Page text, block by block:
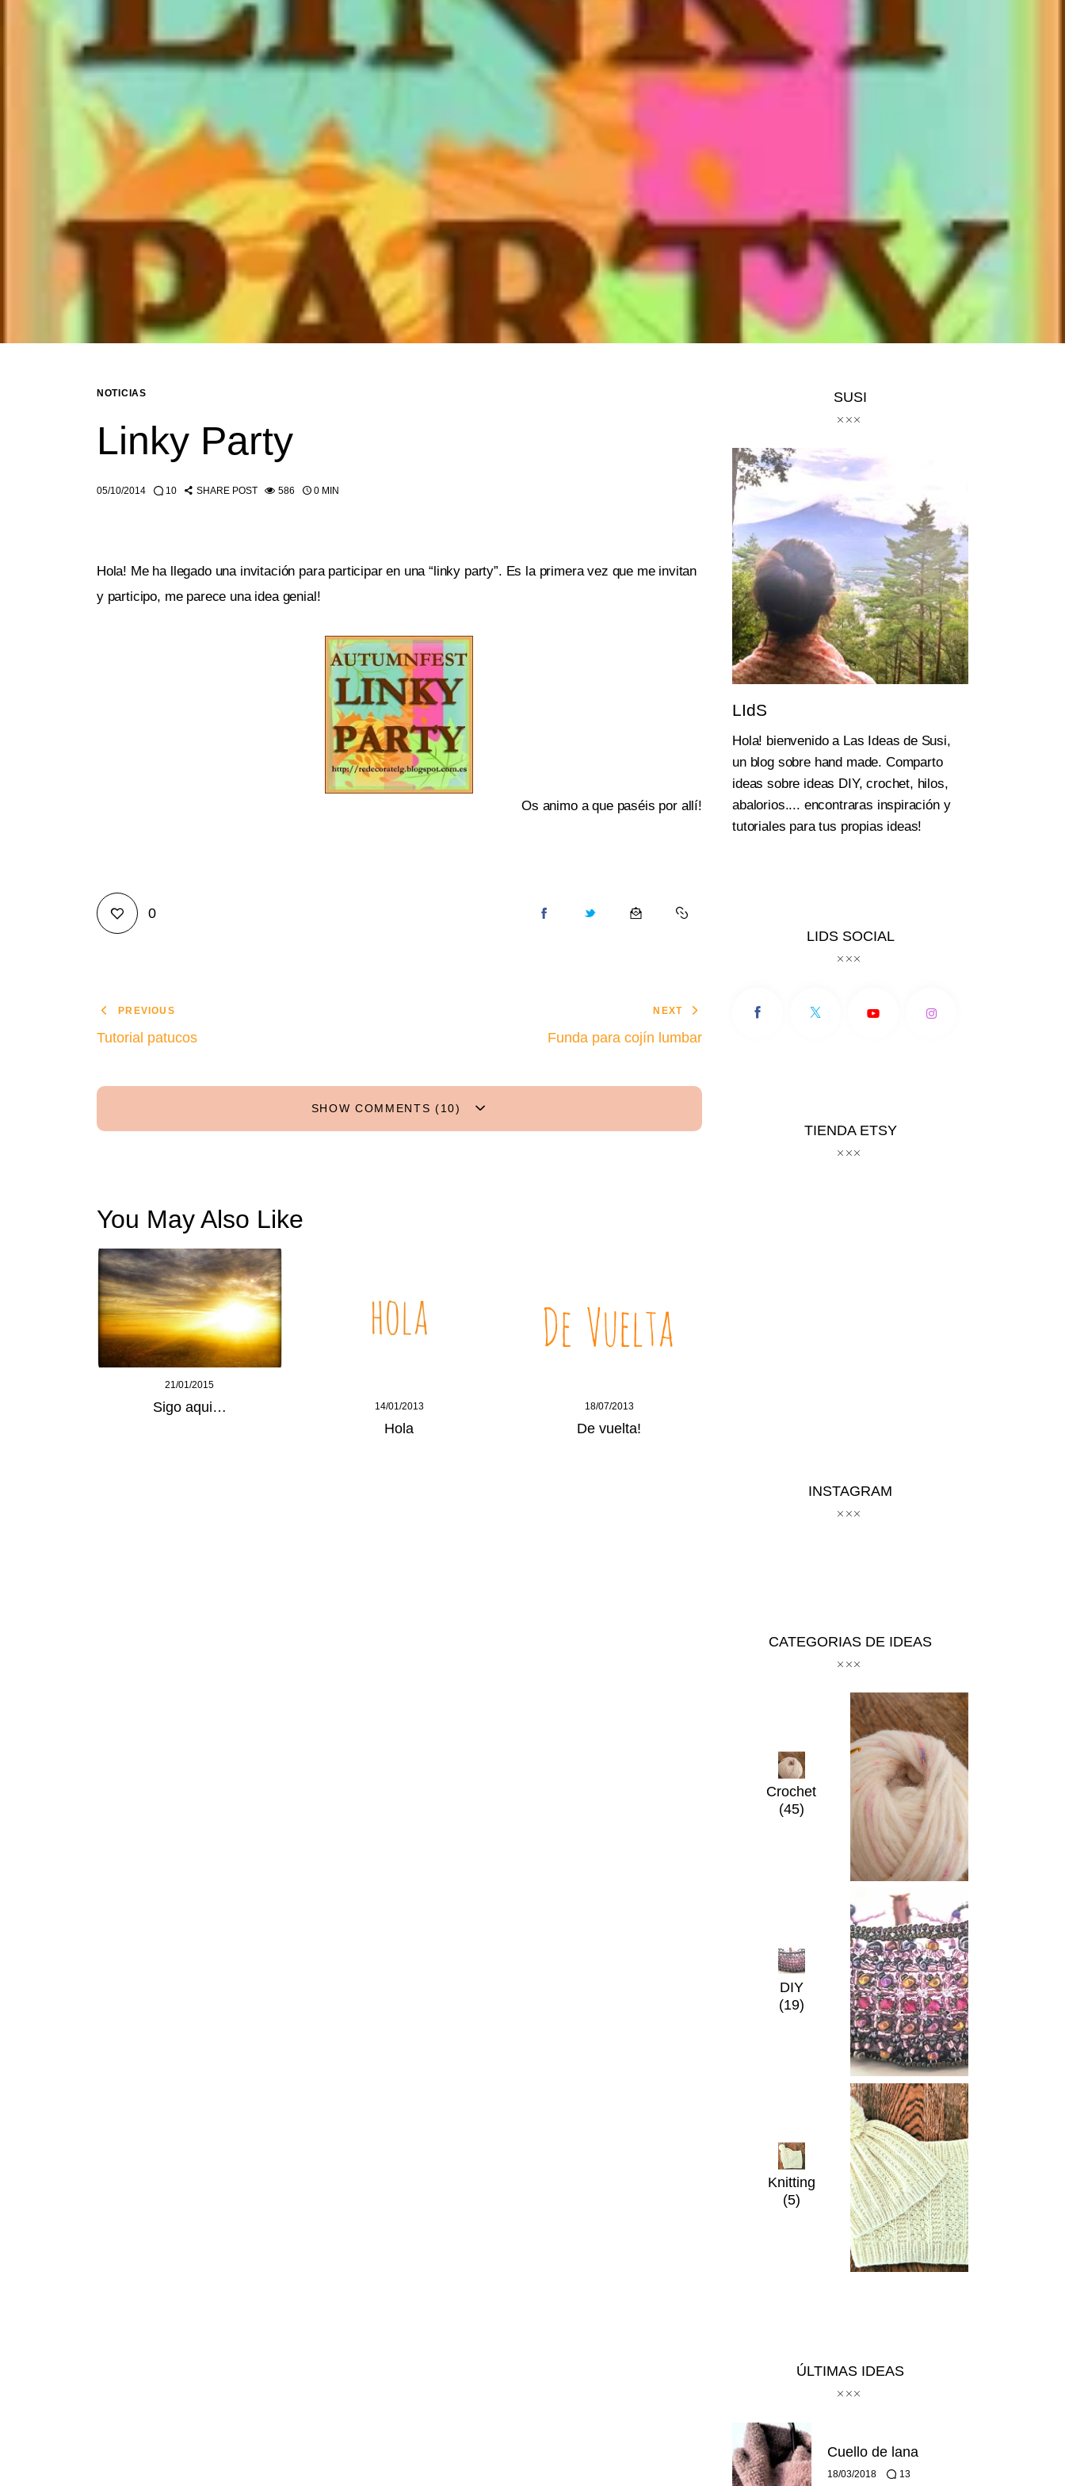
NOTICIAS
Linky Party
05/10/2014 10 SHARE POST 586 0 MIN
Hola! Me ha llegado una invitación para participar en una “linky party”. Es la primera vez que me invitan
y participo, me parece una idea genial!
Os animo a que paséis por allí!
0
PREVIOUS
Tutorial patucos
NEXT
Funda para cojín lumbar
SHOW COMMENTS (10)
You May Also Like
21/01/2015
Sigo aqui… 14/01/2013
Hola
18/07/2013
De vuelta!
SUSI
LIdS
Hola! bienvenido a Las Ideas de Susi,
un blog sobre hand made. Comparto
ideas sobre ideas DIY, crochet, hilos,
abalorios.... encontraras inspiración y
tutoriales para tus propias ideas!
LIDS SOCIAL
TIENDA ETSY
INSTAGRAM
CATEGORIAS DE IDEAS
Crochet
(45)
DIY
(19)
Knitting
(5)
ÚLTIMAS IDEAS
Cuello de lana
18/03/2018 13